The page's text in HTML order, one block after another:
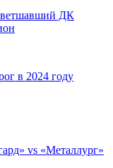
ДК
в 2024 году
vs «Металлург»